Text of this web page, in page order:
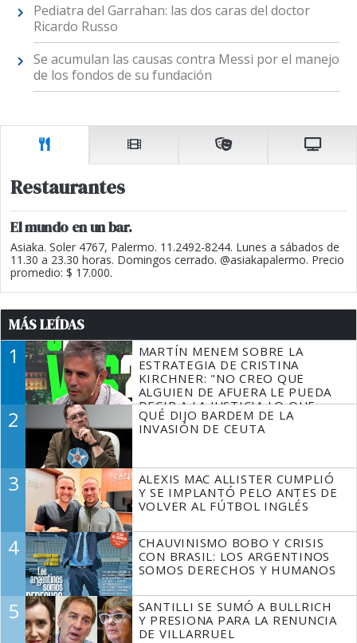
Pediatra del Garrahan: las dos caras del doctor
Ricardo Russo
Se acumulan las causas contra Messi por el manejo
de los fondos de su fundación
Restaurantes
El mundo en un bar.
Asiaka. Soler 4767, Palermo. 11.2492-8244. Lunes a sábados de
11.30 a 23.30 horas. Domingos cerrado. @asiakapalermo. Precio
promedio: $ 17.000.
MÁS LEÍDAS
1
MARTÍN MENEM SOBRE LA
ESTRATEGIA DE CRISTINA
KIRCHNER: "NO CREO QUE
ALGUIEN DE AFUERA LE PUEDA
DECIR A LA JUSTICIA LO QUE
TIENE QUE HACER"
2
QUÉ DIJO BARDEM DE LA
INVASIÓN DE CEUTA
3
ALEXIS MAC ALLISTER CUMPLIÓ
Y SE IMPLANTÓ PELO ANTES DE
VOLVER AL FÚTBOL INGLÉS
4
CHAUVINISMO BOBO Y CRISIS
CON BRASIL: LOS ARGENTINOS
SOMOS DERECHOS Y HUMANOS
5
SANTILLI SE SUMÓ A BULLRICH
Y PRESIONA PARA LA RENUNCIA
DE VILLARRUEL